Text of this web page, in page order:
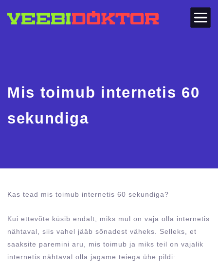
Mis toimub internetis 60
sekundiga
Kas tead mis toimub internetis 60 sekundiga?
Kui ettevõte küsib endalt, miks mul on vaja olla internetis
nähtaval, siis vahel jääb sõnadest väheks. Selleks, et
saaksite paremini aru, mis toimub ja miks teil on vajalik
internetis nähtaval olla jagame teiega ühe pildi: